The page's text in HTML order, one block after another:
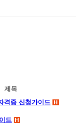
제목
격증 신청가이드
드